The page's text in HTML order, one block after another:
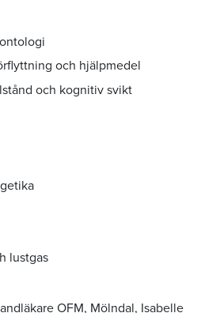
och hjälpmedel
och kognitiv svikt
lustgas
OFM, Mölndal, Isabelle